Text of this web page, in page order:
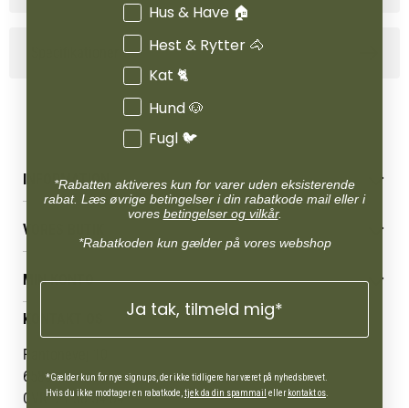
INFORMATION
Betingelser & vilkår
Reklamations- & fortrydelsesret
Levering & afhentning
Følg din bestilling
Persondatapolitik
Cookies
Returportal
VORES BUTIK
Job
Mærker
Om os
Om Vestjyllands Andel
Blog
Ofte stillede spørgsmål
MIN KONTO
Administrer min konto
Min Konto
KONTAKT OS
Pantonevej 10
6580 Vamdrup
CVR: 21 38 54 84
Hus & Have 🏠
Hest & Rytter 🐴
Kat 🐈
Hund 🐶
Fugl 🐦
*Rabatten aktiveres kun for varer uden eksisterende
rabat. Læs øvrige betingelser i din rabatkode mail eller i
vores betingelser og vilkår.
*Rabatkoden kun gælder på vores webshop
Ja tak, tilmeld mig*
*Gælder kun for nye signups, der ikke tidligere har været på nyhedsbrevet.
Hvis du ikke modtager en rabatkode, tjek da din spammail ellerkontakt os